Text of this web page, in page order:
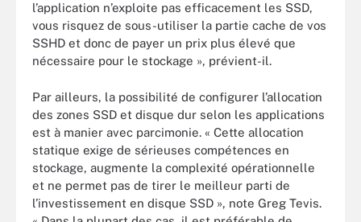
l’application n’exploite pas efficacement les SSD,
vous risquez de sous-utiliser la partie cache de vos
SSHD et donc de payer un prix plus élevé que
nécessaire pour le stockage », prévient-il.
Par ailleurs, la possibilité de configurer l’allocation
des zones SSD et disque dur selon les applications
est à manier avec parcimonie. « Cette allocation
statique exige de sérieuses compétences en
stockage, augmente la complexité opérationnelle
et ne permet pas de tirer le meilleur parti de
l’investissement en disque SSD », note Greg Tevis.